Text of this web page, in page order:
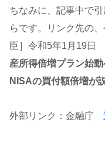
ちなみに、記事中で
らです。リンク先の
臣］令和5年1月19日
産所得倍増プラン始
NISAの買付額倍増が
外部リンク：金融庁